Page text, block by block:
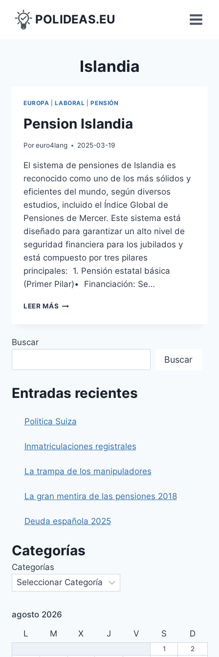
contenido
POLIDEAS.EU
Islandia
EUROPA |LABORAL |PENSIÓN
Pension Islandia
Poreuro4lang 2025-03-19
El sistema de pensiones de Islandia es
reconocido como uno de los más sólidos y
eficientes del mundo, según diversos
estudios, incluido el Índice Global de
Pensiones de Mercer. Este sistema está
diseñado para garantizar un alto nivel de
seguridad financiera para los jubilados y
está compuesto por tres pilares
principales: 1. Pensión estatal básica
(Primer Pilar)• Financiación: Se…
LEER MÁS PENSION
Buscar
Buscar
Entradas recientes
Politica Suiza
Inmatriculaciones registrales
La trampa de los manipuladores
La gran mentira de las pensiones 2018
Deuda española 2025
Categorías
Categorías
agosto 2026
L
M X J V S D
1 2